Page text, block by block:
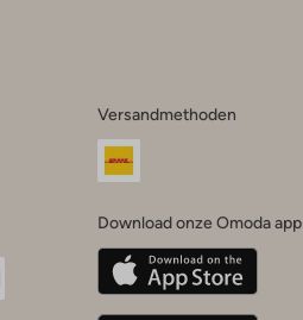
Versandmethoden
Download onze Omoda app